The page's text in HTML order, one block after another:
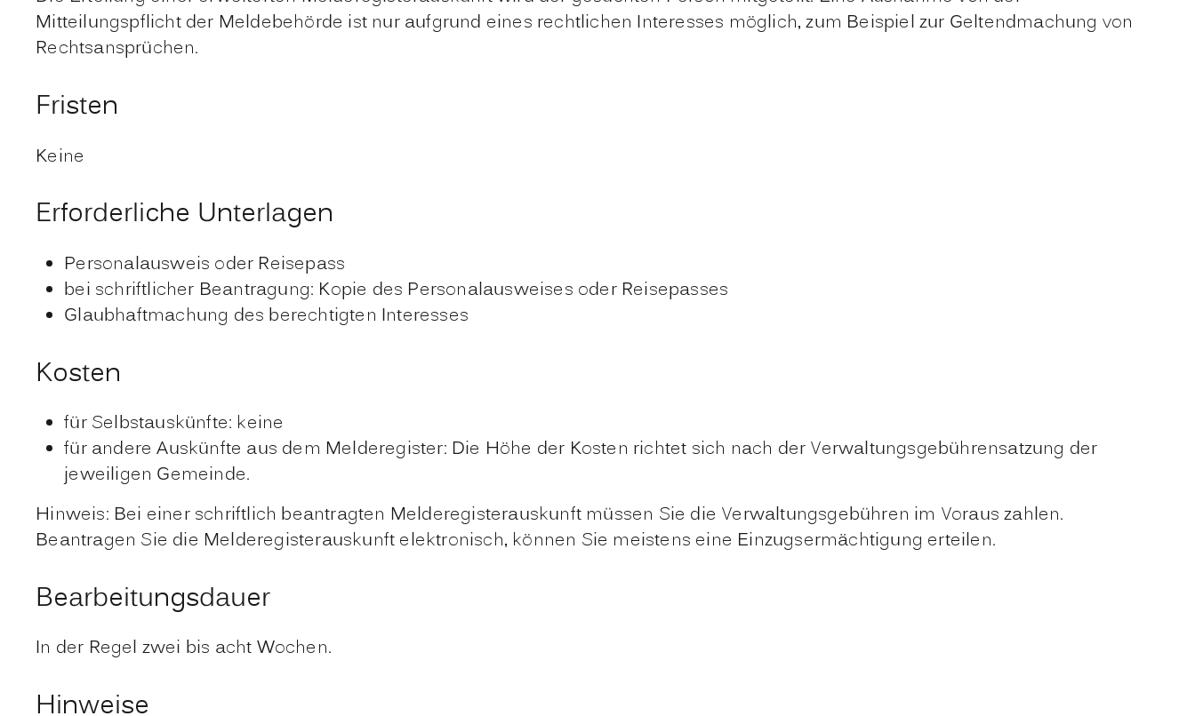
Mitteilungspflicht der Meldebehörde ist nur aufgrund eines rechtlichen Interesses möglich, zum Beispiel zur Geltendmachung von
Rechtsansprüchen.
Fristen
Keine
Erforderliche Unterlagen
Personalausweis oder Reisepass
bei schriftlicher Beantragung: Kopie des Personalausweises oder Reisepasses
Glaubhaftmachung des berechtigten Interesses
Kosten
für Selbstauskünfte: keine
für andere Auskünfte aus dem Melderegister: Die Höhe der Kosten richtet sich nach der Verwaltungsgebührensatzung der
jeweiligen Gemeinde.
Hinweis: Bei einer schriftlich beantragten Melderegisterauskunft müssen Sie die Verwaltungsgebühren im Voraus zahlen.
Beantragen Sie die Melderegisterauskunft elektronisch, können Sie meistens eine Einzugsermächtigung erteilen.
Bearbeitungsdauer
In der Regel zwei bis acht Wochen.
Hinweise